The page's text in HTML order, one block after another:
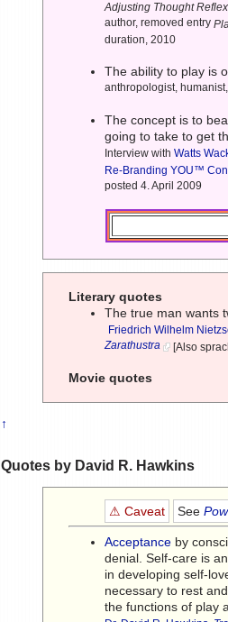
Adjusting Thought
author, removed entry
duration, 2010
The ability to play is
anthropologist,
The concept is to
going to take to get
Interview withWatts
Re-Branding YOU™
posted 4. April 2009
Literary quotes
The true man wants
Friedrich Wilhelm
Zarathustra [Also
Movie quotes
↑
Quotes by David R. Hawkins
⚠ Caveat See
Acceptance by
denial. Self-care is
in developing self-
necessary to rest
the functions of play